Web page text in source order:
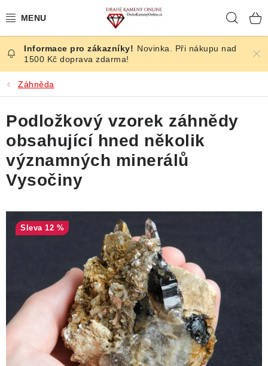
na
ČESKÉ KAMENY
ŠPERKY
KAMENY ZE SVĚTA
BROUŠENÉ
SLEVY
KRYSTALY
NALEZIŠTĚ
NÁŠ PŘÍBĚH
VIDEOGALERIE
Novinka. Při nákupu nad
1500 Kč doprava zdarma!
Záhněda
Podložkový vzorek záhnědy
obsahující hned několik
významných minerálů
Vysočiny
12 %